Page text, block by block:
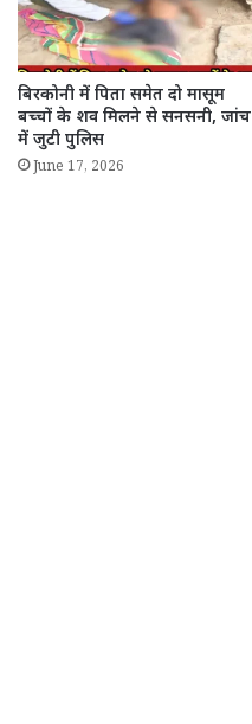
बिरकोनी में पिता समेत दो मासूम
बच्चों के शव मिलने से सनसनी, जांच
में जुटी पुलिस
June 17, 2026